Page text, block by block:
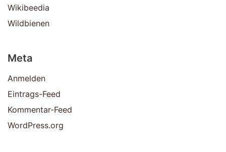
Wikibeedia
Wildbienen
Meta
Anmelden
Eintrags-Feed
Kommentar-Feed
WordPress.org